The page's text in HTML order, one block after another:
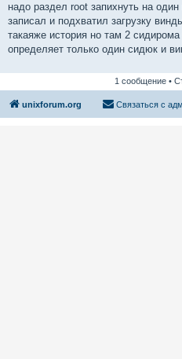
надо раздел root запихнуть на
записал и подхватил загрузку
такаяже история но там 2
определяет только один сидюк и
1 сообщение •
unixforum.org Связаться с